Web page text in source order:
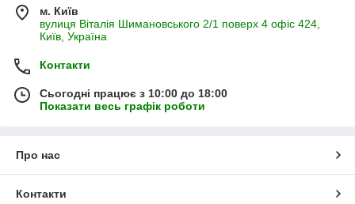
м. Київ
вулиця Віталія Шимановського 2/1 поверх 4 офіс 424,
Київ, Україна
Контакти
Сьогодні працює з 10:00 до 18:00
Показати весь графік роботи
Про нас
Контакти